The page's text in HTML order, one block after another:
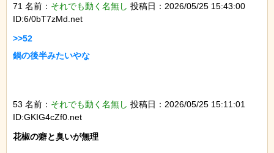
71 名前： それでも動く名無し 投稿日：2026/05/25 15:43:00
ID:6/0bT7zMd.net
>>52
鍋の後半みたいやな
53 名前： それでも動く名無し 投稿日：2026/05/25 15:11:01
ID:GKIG4cZf0.net
花椒の癖と臭いが無理